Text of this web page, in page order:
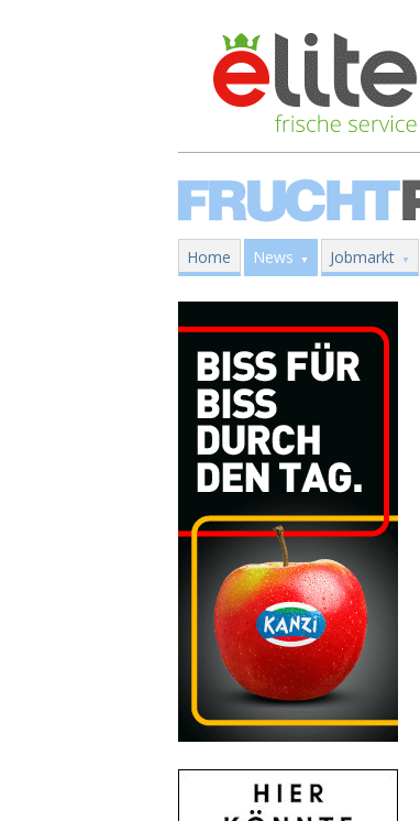
Home News Jobmarkt